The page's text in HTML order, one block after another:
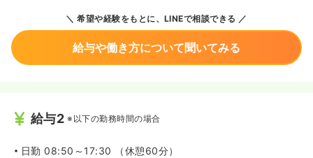
希望や経験をもとに、LINEで相談できる
給与や働き方について聞いてみる
給与2 ※以下の勤務時間の場合
日勤 08:50～17:30 （休憩60分）